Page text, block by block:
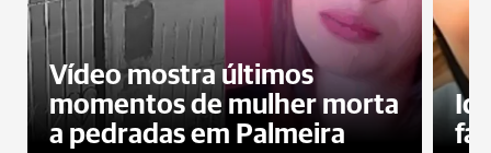
Vídeo mostra últimos
momentos de mulher morta
a pedradas em Palmeira